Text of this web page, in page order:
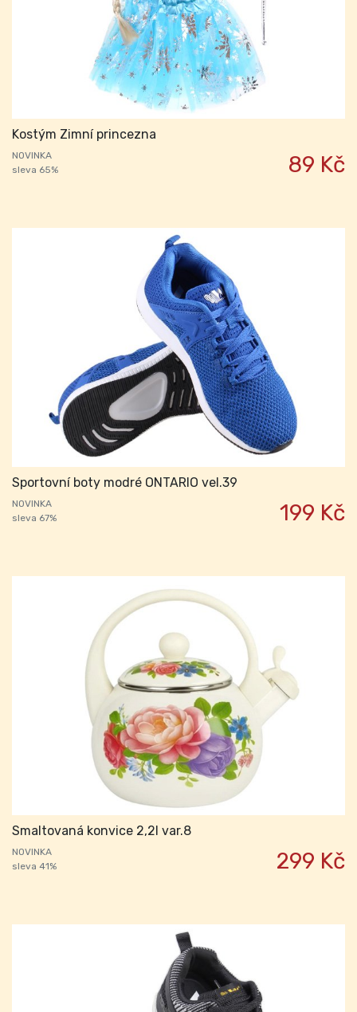
Kostým Zimní princezna
NOVINKA
sleva 65%
89 Kč
Sportovní boty modré ONTARIO vel.39
NOVINKA
sleva 67%
199 Kč
Smaltovaná konvice 2,2l var.8
NOVINKA
sleva 41%
299 Kč